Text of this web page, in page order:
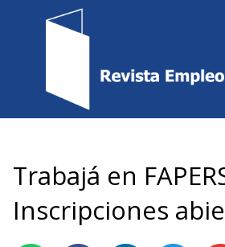
Trabajá en
Inscripciones